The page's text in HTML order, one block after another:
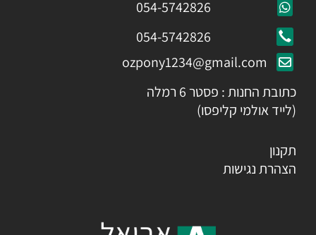
054-5742826
054-5742826
ozpony1234@gmail.com
כתובת החנות : פסטר 6 רמלה
(לייד אולמי קליפסו)
תקנון
הצהרת נגישות